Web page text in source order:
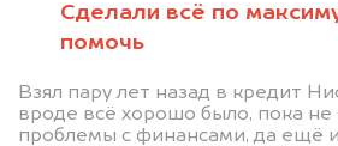
Сделали всё по
помочь
Взял пару лет назад в кредит
вроде всё хорошо было, пока не
проблемы с финансами, да ещё